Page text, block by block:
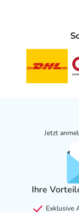
Jetzt
Ihre
Exklusive